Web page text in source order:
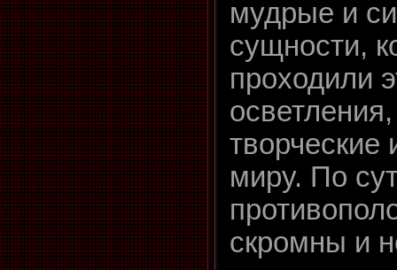
мудрые и
сущности,
проходили
миру. По
скромны и